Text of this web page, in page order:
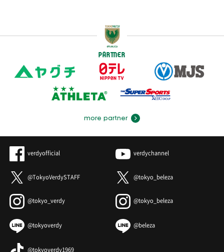
PARTNER
more partner
verdyofficial verdychannel
@TokyoVerdySTAFF @tokyo_beleza
@tokyo_verdy @tokyo_beleza
@tokyoverdy @beleza
@tokyoverdy1969